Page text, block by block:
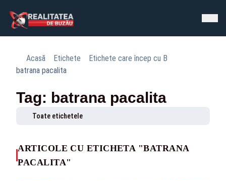
Acasă Etichete
Etichete care încep cu B
batrana pacalita
Tag: batrana pacalita
Toate etichetele
ARTICOLE CU ETICHETA "BATRANA
PACALITA"